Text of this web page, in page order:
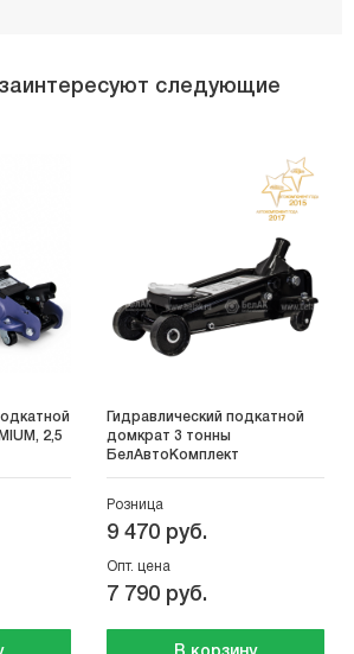
следующие
2,5
Гидравлический подкатной
домкрат 3 тонны
БелАвтоКомплект
Розница
9 470 руб.
Опт. цена
7 790 руб.